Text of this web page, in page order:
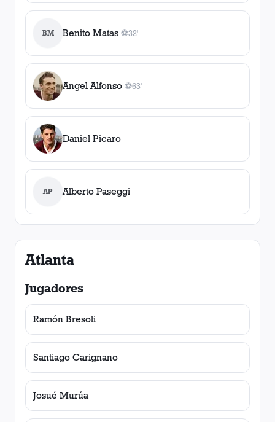
BM Benito Matas ⚽
1gol
32'
Angel Alfonso ⚽
1gol
63'
Daniel Picaro
AP Alberto Paseggi
Atlanta
Jugadores
Ramón Bresoli
Santiago Carignano
Josué Murúa